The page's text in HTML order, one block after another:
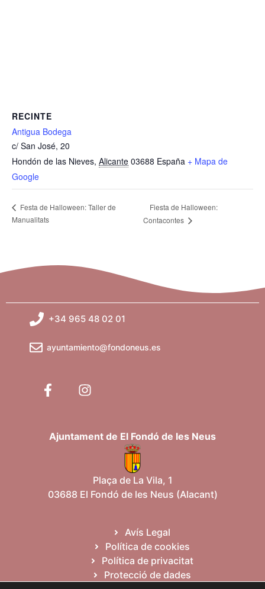
RECINTE
Antigua Bodega
c/ San José, 20
Hondón de las Nieves, Alicante 03688 España + Mapa de
Google
Festa de Halloween: Taller de
Manualitats
Fiesta de Halloween:
Contacontes
+34 965 48 02 01
ayuntamiento@fondoneus.es
Ajuntament de El Fondó de les Neus
Plaça de La Vila, 1
03688 El Fondó de les Neus (Alacant)
Avís Legal
Política de cookies
Política de privacitat
Protecció de dades